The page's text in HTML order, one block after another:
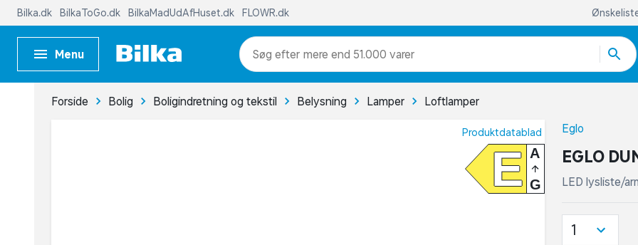
Bilka.dk BilkaToGo.dk BilkaMadUdAfHuset.dk FLOWR.dk
Menu mere end 51.000 varer
Forside Bolig Boligindretning og tekstil Belysning Lamper Loftlamper
Produktdatablad
E A
G
Eglo
EGLO
LED lysliste/
1